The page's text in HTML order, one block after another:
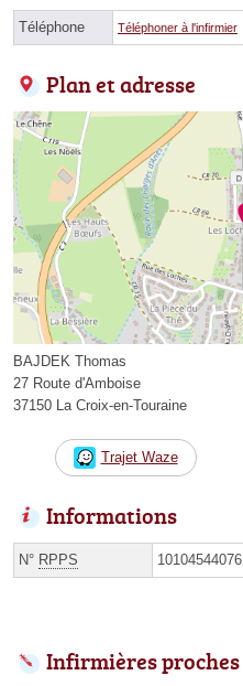
Téléphone Téléphoner à l'infirmier
Plan et adresse
BAJDEK Thomas
27 Route d'Amboise
37150 La Croix-en-Touraine
Trajet Waze
Informations
N° RPPS 10104544076
Infirmières proches